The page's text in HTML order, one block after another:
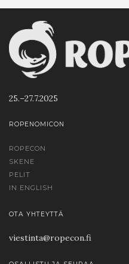
25.–27.7.2025
ROPENOMICON
ROPECON
SKENE
PELIT
IN ENGLISH
OTA YHTEYTTÄ
viestinta@ropecon.fi